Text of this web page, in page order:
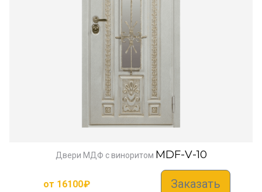
Двери МДФ с виноритом MDF-V-10
от 16100₽ Заказать